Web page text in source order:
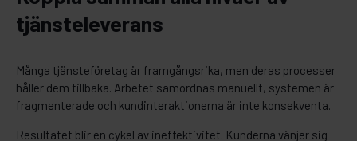
tjänsteleverans
Många tjänsteföretag är framgångsrika, men deras processer
håller dem tillbaka. Arbetet samordnas manuellt, systemen är
fragmenterade och kundinteraktionerna är inte konsekventa.
Resultatet blir en cykel av ineffektivitet. Kunderna vänjer sig